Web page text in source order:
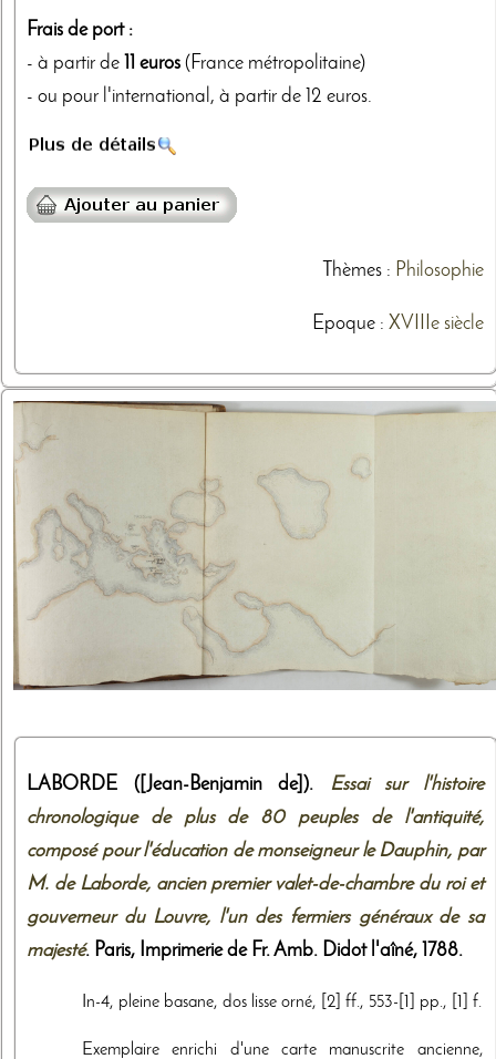
Frais de port :
- à partir de
11 euros (France métropolitaine)
- ou pour l'international, à partir de 12 euros.
Thèmes: Philosophie
Epoque : XVIIIe siècle
LABORDE ([Jean-Benjamin de]). Essai sur l'histoire
chronologique de plus de 80 peuples de l'antiquité,
composé pour l'éducation de monseigneur le Dauphin, par
M. de Laborde, ancien premier valet-de-chambre du roi et
gouverneur du Louvre, l'un des fermiers généraux de sa
majesté. Paris, Imprimerie de Fr. Amb. Didot l'aîné, 1788.
In-4, pleine basane, dos lisse orné, [2] ff., 553-[1] pp., [1] f.
Exemplaire enrichi d'une carte manuscrite ancienne,